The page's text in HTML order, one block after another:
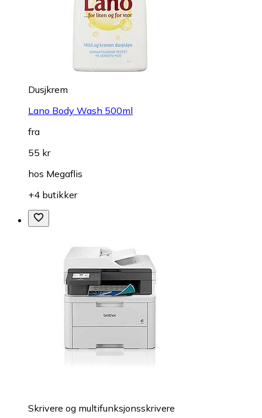
Dusjkrem
Lano Body Wash 500ml
fra
55 kr
hos Megaflis
+4 butikker
Skrivere og multifunksjonsskrivere